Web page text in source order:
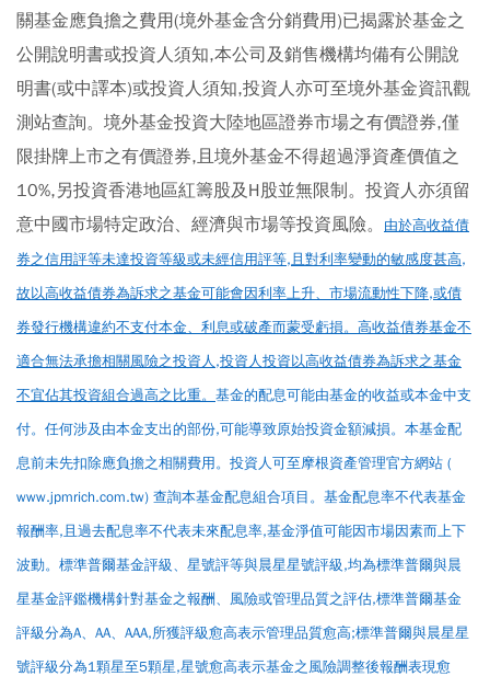
關基金應負擔之費用(境外基金含分銷費用)已揭露於基金之
公開說明書或投資人須知,本公司及銷售機構均備有公開說
明書(或中譯本)或投資人須知,投資人亦可至境外基金資訊觀
測站查詢。境外基金投資大陸地區證券市場之有價證券,僅
限掛牌上市之有價證券,且境外基金不得超過淨資產價值之
10%,另投資香港地區紅籌股及H股並無限制。投資人亦須留
意中國市場特定政治、經濟與市場等投資風險。
由於高收益債
券之信用評等未達投資等級或未經信用評等,且對利率變動的敏感度甚高,
故以高收益債券為訴求之基金可能會因利率上升、市場流動性下降,或債
券發行機構違約不支付本金、利息或破產而蒙受虧損。高收益債券基金不
適合無法承擔相關風險之投資人,投資人投資以高收益債券為訴求之基金
不宜佔其投資組合過高之比重。 基金的配息可能由基金的收益或本金中支
付。任何涉及由本金支出的部份,可能導致原始投資金額減損。本基金配
息前未先扣除應負擔之相關費用。投資人可至摩根資產管理官方網站 (
www.jpmrich.com.tw) 查詢本基金配息組合項目。基金配息率不代表基金
報酬率,且過去配息率不代表未來配息率,基金淨值可能因市場因素而上下
波動。標準普爾基金評級、星號評等與晨星星號評級,均為標準普爾與晨
星基金評鑑機構針對基金之報酬、風險或管理品質之評估,標準普爾基金
評級分為A、AA、AAA,所獲評級愈高表示管理品質愈高;標準普爾與晨星星
號評級分為1顆星至5顆星,星號愈高表示基金之風險調整後報酬表現愈